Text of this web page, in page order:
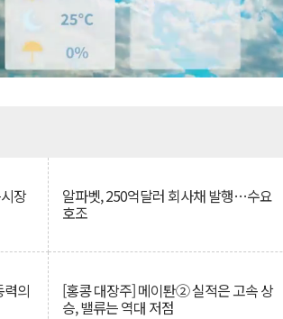
장 알파벳, 250억달러 회사채 발행…수요
호조
의 [홍콩 대장주] 메이퇀② 실적은 고속 상
승, 밸류는 역대 저점